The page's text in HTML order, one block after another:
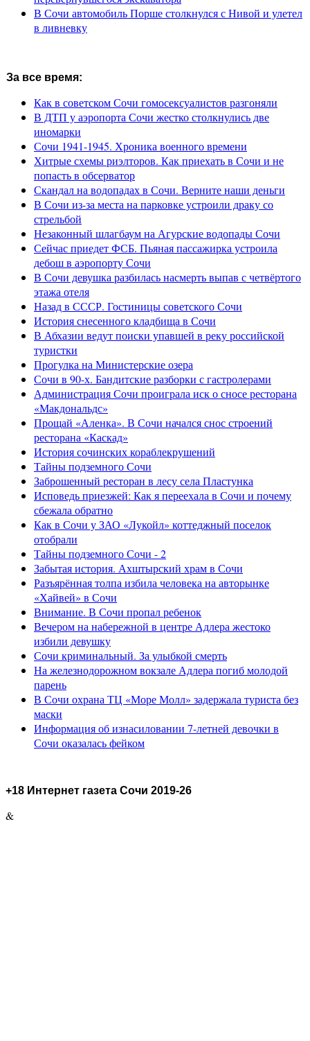
В Сочи автомобиль Порше столкнулся с Нивой и улетел
в ливневку
За все время:
Как в советском Сочи гомосексуалистов разгоняли
В ДТП у аэропорта Сочи жестко столкнулись две
иномарки
Сочи 1941-1945. Хроника военного времени
Хитрые схемы риэлторов. Как приехать в Сочи и не
попасть в обсерватор
Скандал на водопадах в Сочи. Верните наши деньги
В Сочи из-за места на парковке устроили драку со
стрельбой
Незаконный шлагбаум на Агурские водопады Сочи
Сейчас приедет ФСБ. Пьяная пассажирка устроила
дебош в аэропорту Сочи
В Сочи девушка разбилась насмерть выпав с четвёртого
этажа отеля
Назад в СССР. Гостиницы советского Сочи
История снесенного кладбища в Сочи
В Абхазии ведут поиски упавшей в реку российской
туристки
Прогулка на Министерские озера
Сочи в 90-х. Бандитские разборки с гастролерами
Администрация Сочи проиграла иск о сносе ресторана
«Макдональдс»
Прощай «Аленка». В Сочи начался снос строений
ресторана «Каскад»
История сочинских кораблекрушений
Тайны подземного Сочи
Заброшенный ресторан в лесу села Пластунка
Исповедь приезжей: Как я переехала в Сочи и почему
сбежала обратно
Как в Сочи у ЗАО «Лукойл» коттеджный поселок
отобрали
Тайны подземного Сочи - 2
Забытая история. Ахштырский храм в Сочи
Разъярённая толпа избила человека на авторынке
«Хайвей» в Сочи
Внимание. В Сочи пропал ребенок
Вечером на набережной в центре Адлера жестоко
избили девушку
Сочи криминальный. За улыбкой смерть
На железнодорожном вокзале Адлера погиб молодой
парень
В Сочи охрана ТЦ «Море Молл» задержала туриста без
маски
Информация об изнасиловании 7-летней девочки в
Сочи оказалась фейком
+18 Интернет газета Сочи 2019-26
&